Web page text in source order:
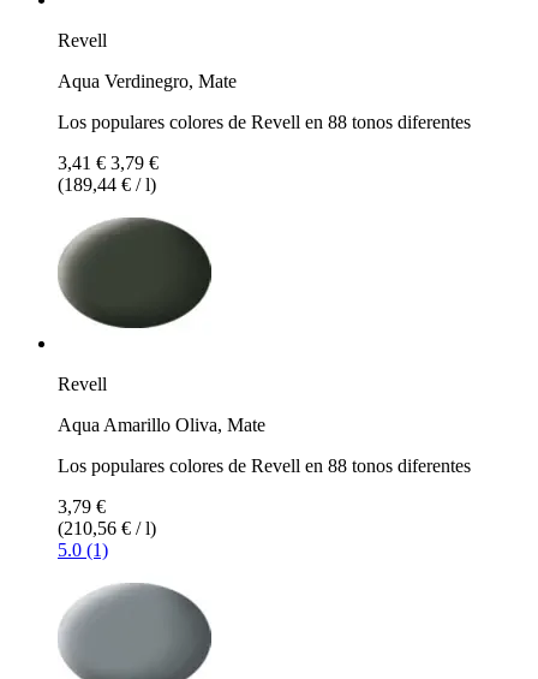
Revell
Aqua Verdinegro, Mate
Los populares colores de Revell en 88 tonos diferentes
3,41 € 3,79 €
(189,44 € / l)
Revell
Aqua Amarillo Oliva, Mate
Los populares colores de Revell en 88 tonos diferentes
3,79 €
(210,56 € / l)
5.0 (1)